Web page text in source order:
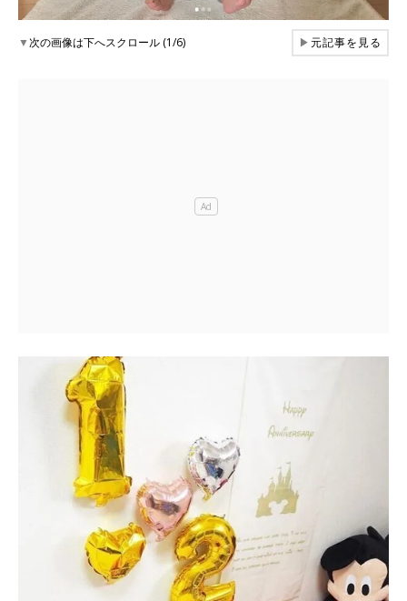
▼次の画像は下へスクロール (1/6) ▶元記事を見る